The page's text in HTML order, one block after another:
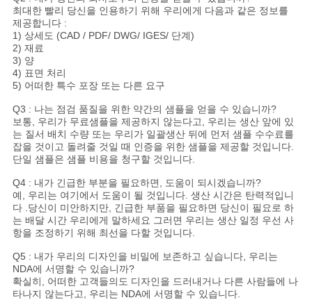
최대한 빨리 당신을 인용하기 위해 우리에게 다음과 같은 정보를
제공합니다 :
1) 상세도 (CAD / PDF/ DWG/ IGES/ 단계)
2) 재료
3) 양
4) 표면 처리
5) 어떠한 특수 포장 또는 다른 요구
Q3 : 나는 점검 품질을 위한 약간의 샘플을 얻을 수 있습니까?
보통, 우리가 무료샘플을 제공하지 않는다고, 우리는 생산 앞에 있
는 질서 배치 수량 또는 우리가 일괄생산 뒤에 먼저 샘플 수수료를
잡을 것이고 돌려줄 것일 때 인증을 위한 샘플을 제공할 것입니다.
단일 샘플은 샘플 비용을 청구할 것입니다.
Q4 : 내가 긴급한 부분을 필요하면, 도움이 되시겠습니까?
예, 우리는 여기에서 도움이 될 것입니다. 생산 시간은 탄력적입니
다 .당신이 미안하지만, 긴급한 부품을 필요하면 당신이 필요로 하
는 배달 시간 우리에게 말하세요 그러면 우리는 생산 일정 우선 사
항을 조정하기 위해 최선을 다할 것입니다.
Q5 : 내가 우리의 디자인을 비밀에 보존하고 싶습니다, 우리는
NDA에 서명할 수 있습니까?
확실히, 어떠한 고객들의도 디자인을 드러내거나 다른 사람들에 나
타나지 않는다고, 우리는 NDA에 서명할 수 있습니다.